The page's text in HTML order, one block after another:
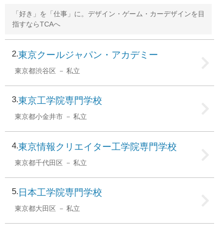
「好き」を「仕事」に。デザイン・ゲーム・カーデザインを目
指すならTCAへ
2 東京クールジャパン・アカデミー
東京都渋谷区 私立
3 東京工学院専門学校
東京都小金井市 私立
4 東京情報クリエイター工学院専門学校
東京都千代田区 私立
5 日本工学院専門学校
東京都大田区 私立